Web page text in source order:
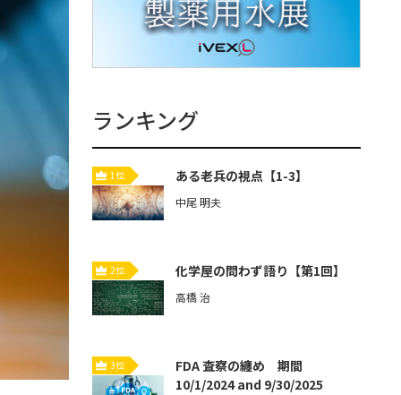
ランキング
1位 ある老兵の視点【1-3】
中尾 明夫
2位 化学屋の問わず語り【第1回】
高橋 治
3位
FDA 査察の纏め 期間
10/1/2024 and 9/30/2025